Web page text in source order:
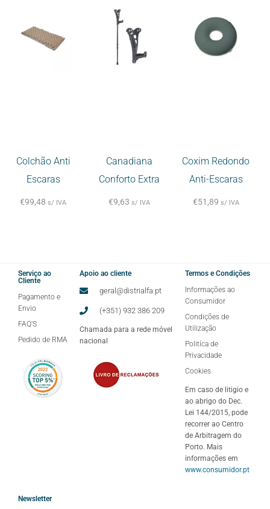
Colchão Anti
Escaras
€99,48 s/ IVA
Canadiana
Conforto Extra
€9,63 s/ IVA
Coxim Redondo
Anti-Escaras
€51,89 s/ IVA
Serviço ao
Cliente
Pagamento e
Envio
FAQ'S
Pedido de RMA
Apoio ao cliente
geral@distrialfa.pt
(+351) 932 386 209
Chamada para a rede móvel
nacional
Termos e Condições
Informações ao
Consumidor
Condições de
Utilização
Politíca de
Privacidade
Cookies
Em caso de litigio e
ao abrigo do Dec.
Lei 144/2015, pode
recorrer ao Centro
de Arbitragem do
Porto. Mais
informações em
www.consumidor.pt
Newsletter